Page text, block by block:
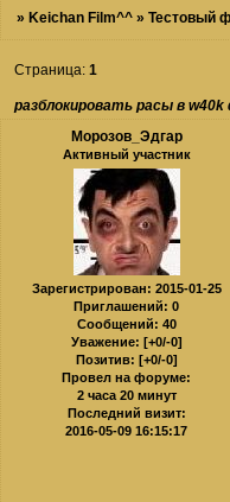
» Keichan Film^^ »Тестовый
разблокировать расы в w40k
Страница:1
Морозов_Эдгар
Активный участник
Зарегистрирован: 2015-01-25
Приглашений: 0
Сообщений: 40
Уважение: [+0/-0]
Позитив: [+0/-0]
Провел на форуме:
2 часа 20 минут
Последний визит:
2016-05-09 16:15:17